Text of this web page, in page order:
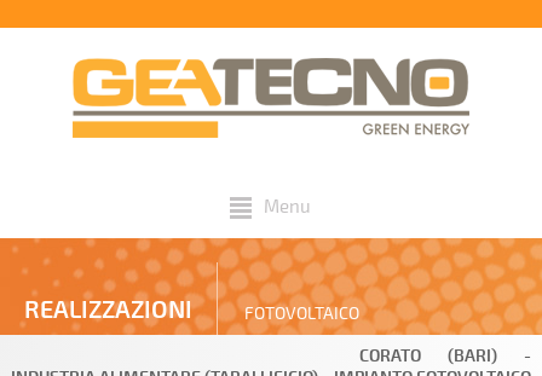
Menu
REALIZZAZIONI FOTOVOLTAICO
CORATO (BARI) -